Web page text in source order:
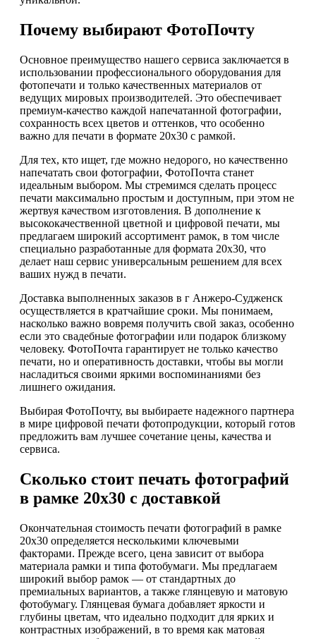
Почему выбирают ФотоПочту
Основное преимущество нашего сервиса заключается в
использовании профессионального оборудования для
фотопечати и только качественных материалов от
ведущих мировых производителей. Это обеспечивает
премиум-качество каждой напечатанной фотографии,
сохранность всех цветов и оттенков, что особенно
важно для печати в формате 20х30 с рамкой.
Для тех, кто ищет, где можно недорого, но качественно
напечатать свои фотографии, ФотоПочта станет
идеальным выбором. Мы стремимся сделать процесс
печати максимально простым и доступным, при этом не
жертвуя качеством изготовления. В дополнение к
высококачественной цветной и цифровой печати, мы
предлагаем широкий ассортимент рамок, в том числе
специально разработанные для формата 20х30, что
делает наш сервис универсальным решением для всех
ваших нужд в печати.
Доставка выполненных заказов в г Анжеро-Судженск
осуществляется в кратчайшие сроки. Мы понимаем,
насколько важно вовремя получить свой заказ, особенно
если это свадебные фотографии или подарок близкому
человеку. ФотоПочта гарантирует не только качество
печати, но и оперативность доставки, чтобы вы могли
насладиться своими яркими воспоминаниями без
лишнего ожидания.
Выбирая ФотоПочту, вы выбираете надежного партнера
в мире цифровой печати фотопродукции, который готов
предложить вам лучшее сочетание цены, качества и
сервиса.
Сколько стоит печать фотографий
в рамке 20х30 с доставкой
Окончательная стоимость печати фотографий в рамке
20х30 определяется несколькими ключевыми
факторами. Прежде всего, цена зависит от выбора
материала рамки и типа фотобумаги. Мы предлагаем
широкий выбор рамок — от стандартных до
премиальных вариантов, а также глянцевую и матовую
фотобумагу. Глянцевая бумага добавляет яркости и
глубины цветам, что идеально подходит для ярких и
контрастных изображений, в то время как матовая